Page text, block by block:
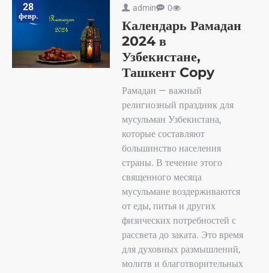
28
февр.
admin 0
Календарь Рамадан
2024 в
Узбекистане,
Ташкент Copy
Рамадан — важный
религиозный праздник для
мусульман Узбекистана,
которые составляют
большинство населения
страны. В течение этого
священного месяца
мусульмане воздерживаются
от еды, питья и других
физических потребностей с
рассвета до заката. Это время
для духовных размышлений,
молитв и благотворительных